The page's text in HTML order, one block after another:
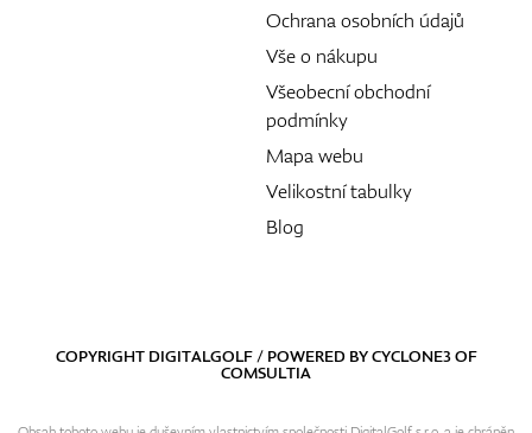
Ochrana osobních údajů
Vše o nákupu
Všeobecní obchodní
podmínky
Mapa webu
Velikostní tabulky
Blog
COPYRIGHT DIGITALGOLF / POWERED BYCYCLONE3OF
COMSULTIA